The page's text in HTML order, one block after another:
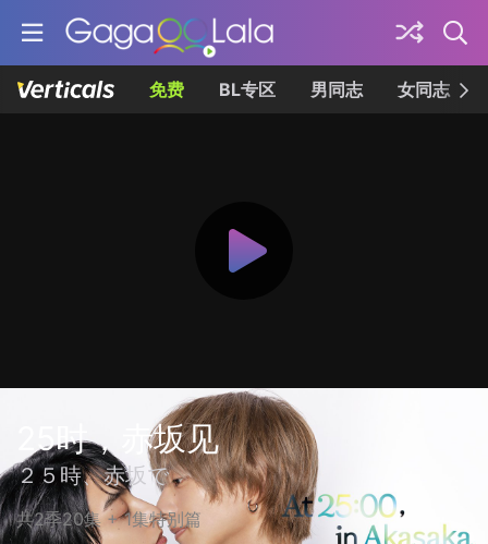
免费 BL专区 男同志 女同志
25时，赤坂见
２５時、赤坂で
共2季20集 + 1集特别篇